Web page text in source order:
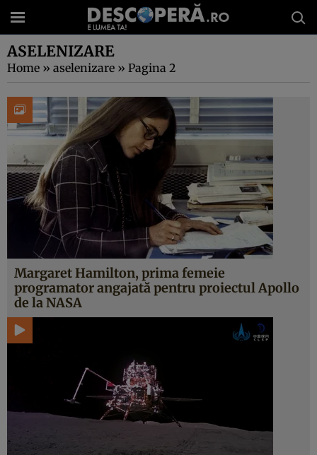
ASELENIZARE
Home » aselenizare » Pagina 2
Margaret Hamilton, prima femeie
programator angajată pentru proiectul Apollo
de la NASA